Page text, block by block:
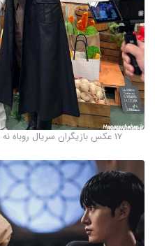
17 عکس بازیگران سریال روباه نه دم فصل دوم در لحظات نابی که ...